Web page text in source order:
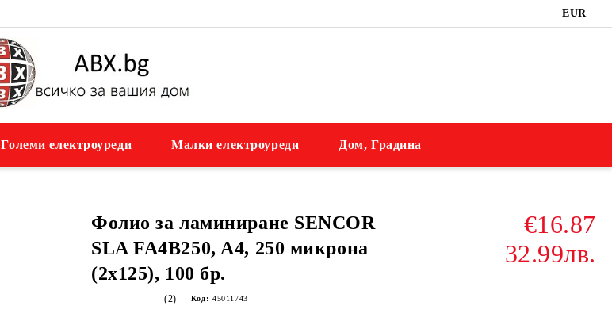
EUR
Големи електроуреди Малки електроуреди Дом, Градина
Фолио за ламиниране SENCOR
SLA FA4B250, A4, 250 микрона
(2x125), 100 бр.
€16.87
32.99лв.
(2) Код: 45011743